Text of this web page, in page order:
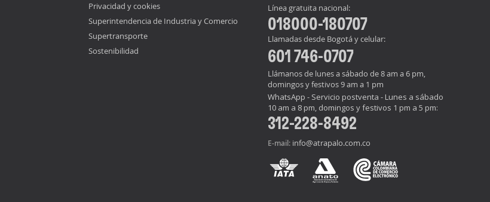
Privacidad y cookies
Superintendencia de Industria y Comercio
Supertransporte
Sostenibilidad
Línea gratuita nacional:
018000-180707
Llamadas desde Bogotá y celular:
601 746-0707
Llámanos de lunes a sábado de 8 am a 6 pm,
domingos y festivos 9 am a 1 pm
WhatsApp - Servicio postventa - Lunes a sábado
10 am a 8 pm, domingos y festivos 1 pm a 5 pm:
312-228-8492
E-mail: info@atrapalo.com.co